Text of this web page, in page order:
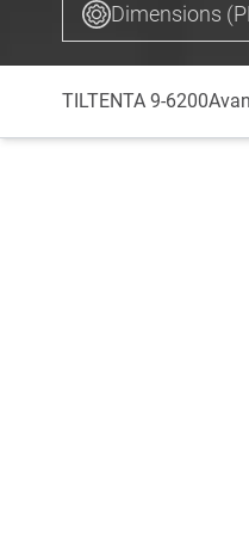
Dimensions
TILTENTA 9-6200